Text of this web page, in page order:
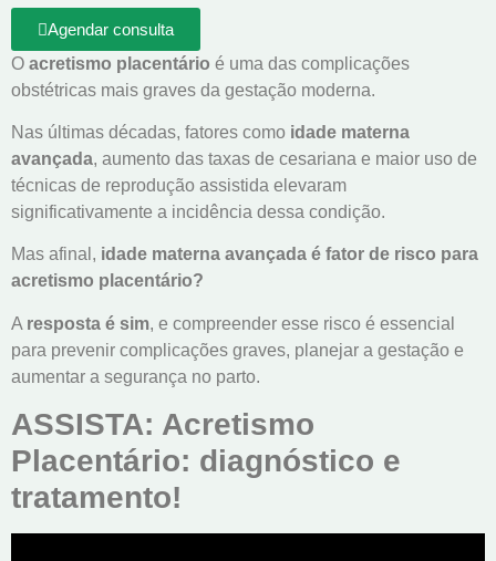
Agendar consulta
O acretismo placentário é uma das complicações
obstétricas mais graves da gestação moderna.
Nas últimas décadas, fatores como idade materna
avançada, aumento das taxas de cesariana e maior uso de
técnicas de reprodução assistida elevaram
significativamente a incidência dessa condição.
Mas afinal, idade materna avançada é fator de risco para
acretismo placentário?
A resposta é sim, e compreender esse risco é essencial
para prevenir complicações graves, planejar a gestação e
aumentar a segurança no parto.
ASSISTA: Acretismo
Placentário: diagnóstico e
tratamento!